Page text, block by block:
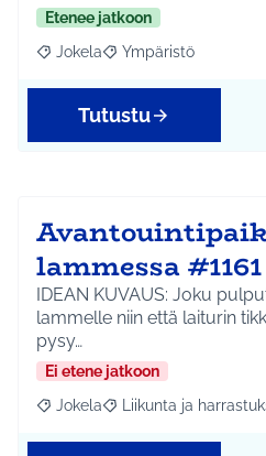
Etenee jatkoon
Rajaa tulokset aihepiirin
Jokela Rajaa tulokset
Ympäristö
Tutustu
lammessa #1161
IDEAN KUVAUS: Joku
lammelle niin että laiturin
pysy…
Ei etene jatkoon
Rajaa tulokset aihepiirin
Jokela Rajaa tulokset
Liikunta ja